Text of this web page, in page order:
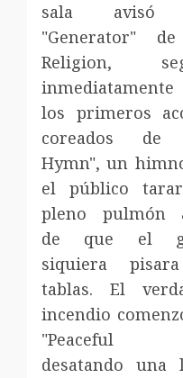
sala avisó
"Generator"
Religion,
los primeros
coreados de
Hymn", un
el público
pleno pulmón
de que el
siquiera
tablas. El
incendio
"Peaceful
desatando una